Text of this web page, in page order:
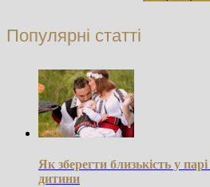
Популярні статті
Як зберегти близькість у
дитини